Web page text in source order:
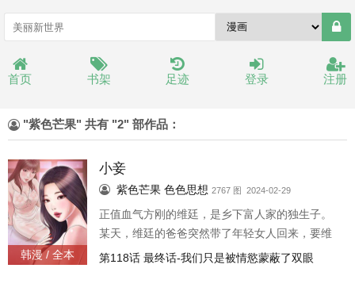
首页 书架 足迹 登录 注册
"紫色芒果" 共有 "2" 部作品：
韩漫 / 全本
小妾
紫色芒果 色色思想 2767 图 2024-02-29
正值血气方刚的维廷，是乡下富人家的独生子。
某天，维廷的爸爸突然带了年轻女人回来，要维
廷叫她「小妈」!!而小妈不只把维廷迷得神魂颠
第118话 最终话-我们只是被情慾蒙蔽了双眼